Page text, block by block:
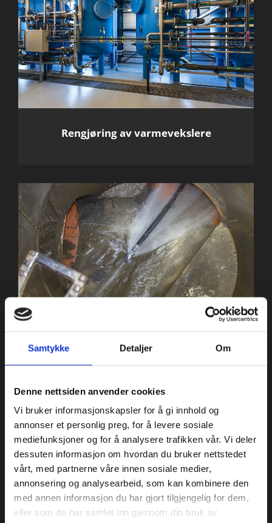
Samtykke Detaljer Om
Denne nettsiden anvender cookies
Vi bruker informasjonskapsler for å gi innhold og
annonser et personlig preg, for å levere sosiale
mediefunksjoner og for å analysere trafikken vår. Vi deler
dessuten informasjon om hvordan du bruker nettstedet
vårt, med partnerne våre innen sosiale medier,
annonsering og analysearbeid, som kan kombinere den
med annen informasjon du har gjort tilgjengelig for dem,
eller som de har samlet inn gjennom din bruk av
Rengjøring av varmevekslere